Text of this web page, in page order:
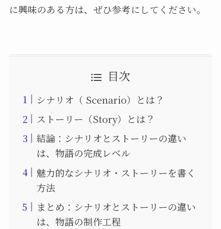
に興味のある方は、ぜひ参考にしてください。
目次
シナリオ（ Scenario）とは？
ストーリー（Story）とは？
結論：シナリオとストーリーの違い
は、物語の完成レベル
魅力的なシナリオ・ストーリーを書く
方法
まとめ：シナリオとストーリーの違い
は、物語の制作工程